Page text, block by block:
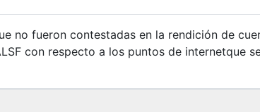
no fueron contestadas en la rendición de
con respecto a los puntos de internetque